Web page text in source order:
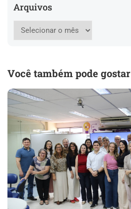
Arquivos
Você também pode gostar